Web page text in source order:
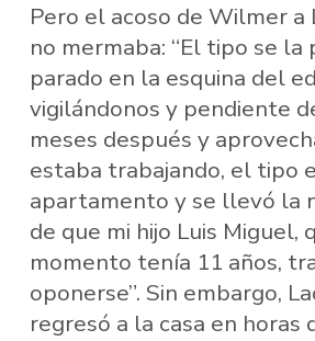
Pero el acoso de Wilmer a
no mermaba: “El tipo se la
parado en la esquina del
vigilándonos y pendiente
meses después y
estaba trabajando, el tipo
apartamento y se llevó la
de que mi hijo Luis Miguel,
momento tenía 11 años,
oponerse”. Sin embargo,
regresó a la casa en horas